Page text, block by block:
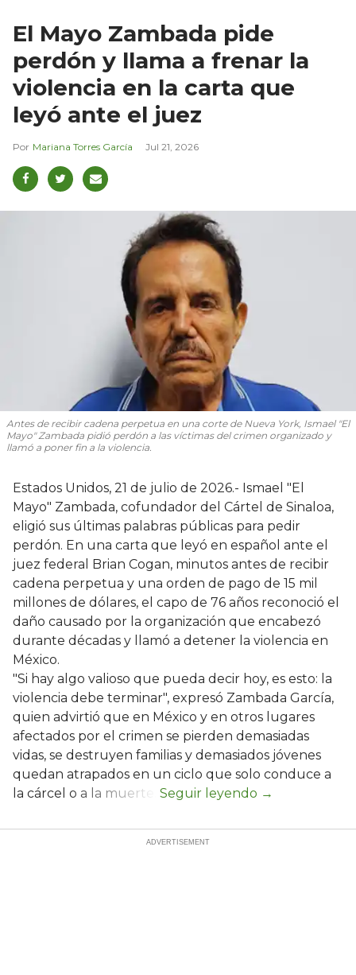
El Mayo Zambada pide
perdón y llama a frenar la
violencia en la carta que
leyó ante el juez
Mariana Torres García Jul 21, 2026
Antes de recibir cadena perpetua en una corte de Nueva York, Ismael "El
Mayo" Zambada pidió perdón a las víctimas del crimen organizado y
llamó a poner fin a la violencia.
Estados Unidos, 21 de julio de 2026.- Ismael "El
Mayo" Zambada, cofundador del Cártel de Sinaloa,
eligió sus últimas palabras públicas para pedir
perdón. En una carta que leyó en español ante el
juez federal Brian Cogan, minutos antes de recibir
cadena perpetua y una orden de pago de 15 mil
millones de dólares, el capo de 76 años reconoció el
daño causado por la organización que encabezó
durante décadas y llamó a detener la violencia en
México.
"Si hay algo valioso que pueda decir hoy, es esto: la
violencia debe terminar", expresó Zambada García,
quien advirtió que en México y en otros lugares
afectados por el crimen se pierden demasiadas
vidas, se destruyen familias y demasiados jóvenes
quedan atrapados en un ciclo que solo conduce a
la cárcel o a la muerte.